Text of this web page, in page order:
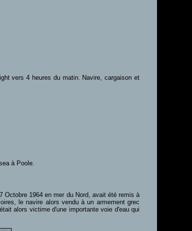
vers 4 heures du matin. Navire, cargaison et
à Poole.
Octobre 1964 en mer du Nord, avait été remis à
le navire alors vendu à un armement grec
alors victime d'une importante voie d'eau qui